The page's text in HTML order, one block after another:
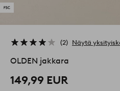
2 Näytä
OLDEN jakkara
149,99 EUR